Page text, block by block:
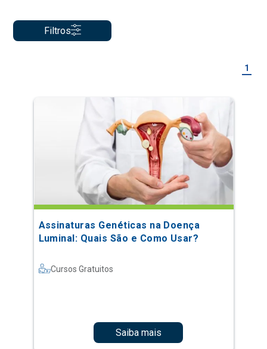
Filtros
1
Assinaturas Genéticas na Doença
Luminal: Quais São e Como Usar?
Cursos Gratuitos
Saiba mais